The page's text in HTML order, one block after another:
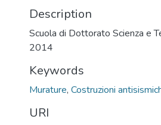
Description
Scuola di Dottorato Scienza e
2014
Keywords
Murature, Costruzioni
URI